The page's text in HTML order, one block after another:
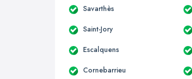
Savarthès
Saint-Jory
Escalquens
Cornebarrieu